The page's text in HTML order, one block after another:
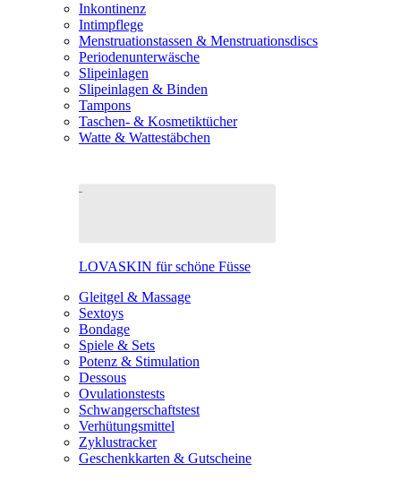
Inkontinenz
Intimpflege
Menstruationstassen & Menstruationsdiscs
Periodenunterwäsche
Slipeinlagen
Slipeinlagen & Binden
Tampons
Taschen- & Kosmetiktücher
Watte & Wattestäbchen
LOVASKIN für schöne Füsse
Gleitgel & Massage
Sextoys
Bondage
Spiele & Sets
Potenz & Stimulation
Dessous
Ovulationstests
Schwangerschaftstest
Verhütungsmittel
Zyklustracker
Geschenkkarten & Gutscheine